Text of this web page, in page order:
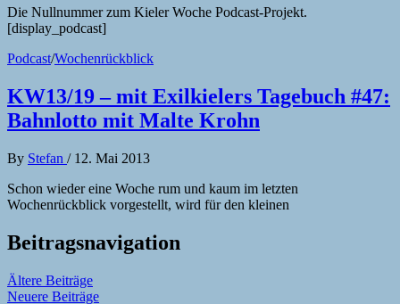
Die Nullnummer zum Kieler Woche Podcast-Projekt.
[display_podcast]
Podcast/Wochenrückblick
KW13/19 – mit Exilkielers Tagebuch #47:
Bahnlotto mit Malte Krohn
By Stefan / 12. Mai 2013
Schon wieder eine Woche rum und kaum im letzten
Wochenrückblick vorgestellt, wird für den kleinen
Beitragsnavigation
Ältere Beiträge
Neuere Beiträge